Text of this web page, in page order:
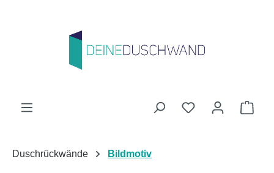
Du hast 0
Duschrückwände Bildmotiv